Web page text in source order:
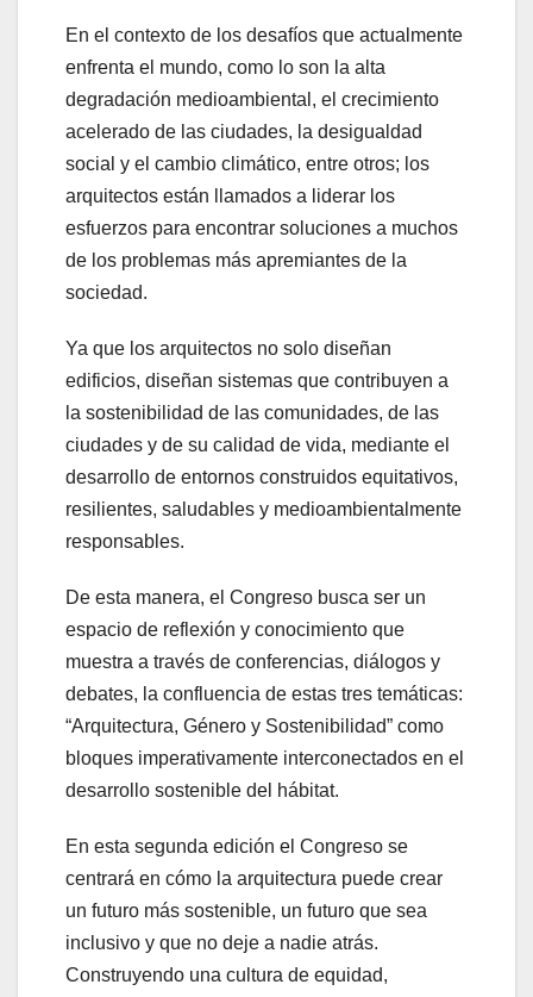
En el contexto de los desafíos que actualmente
enfrenta el mundo, como lo son la alta
degradación medioambiental, el crecimiento
acelerado de las ciudades, la desigualdad
social y el cambio climático, entre otros; los
arquitectos están llamados a liderar los
esfuerzos para encontrar soluciones a muchos
de los problemas más apremiantes de la
sociedad.
Ya que los arquitectos no solo diseñan
edificios, diseñan sistemas que contribuyen a
la sostenibilidad de las comunidades, de las
ciudades y de su calidad de vida, mediante el
desarrollo de entornos construidos equitativos,
resilientes, saludables y medioambientalmente
responsables.
De esta manera, el Congreso busca ser un
espacio de reflexión y conocimiento que
muestra a través de conferencias, diálogos y
debates, la confluencia de estas tres temáticas:
“Arquitectura, Género y Sostenibilidad” como
bloques imperativamente interconectados en el
desarrollo sostenible del hábitat.
En esta segunda edición el Congreso se
centrará en cómo la arquitectura puede crear
un futuro más sostenible, un futuro que sea
inclusivo y que no deje a nadie atrás.
Construyendo una cultura de equidad,